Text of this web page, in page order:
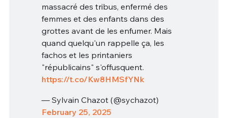
massacré des tribus, enfermé des
femmes et des enfants dans des
grottes avant de les enfumer. Mais
quand quelqu'un rappelle ça, les
fachos et les printaniers
"républicains" s'offusquent.
https://t.co/Kw8HMSfYNk
— Sylvain Chazot (@sychazot)
February 25, 2025